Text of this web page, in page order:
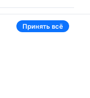
Принять всё